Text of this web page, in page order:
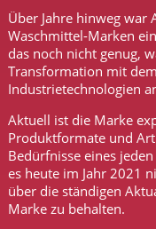
Über Jahre hinweg war
Waschmittel-Marken
das noch nicht genug,
Transformation mit
Industrietechnologien
Aktuell ist die Marke
Produktformate und
Bedürfnisse eines
es heute im Jahr 2021
über die ständigen
Marke zu behalten.